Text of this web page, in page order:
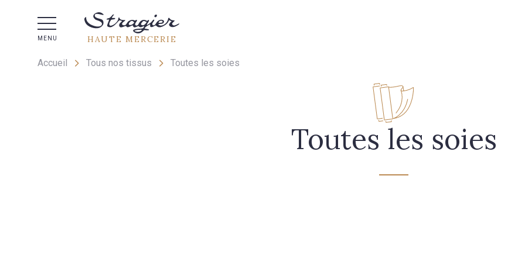
MENU HAUTE MERCERIE
Accueil Tous nos tissus Toutes les soies
Toutes les soies